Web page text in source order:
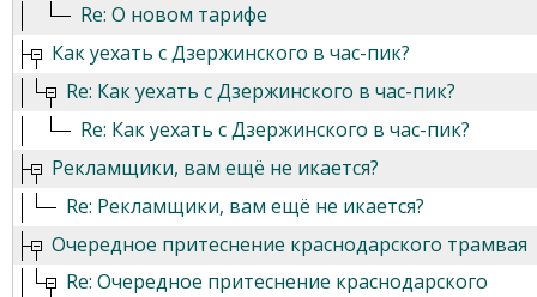
Re: О новом тарифе
Как уехать с Дзержинского в час-пик?
Re: Как уехать с Дзержинского в час-пик?
Re: Как уехать с Дзержинского в час-пик?
Рекламщики, вам ещё не икается?
Re: Рекламщики, вам ещё не икается?
Очередное притеснение краснодарского трамвая
Re: Очередное притеснение краснодарского